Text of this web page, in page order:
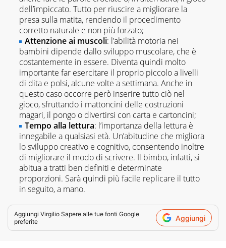
dell’impiccato. Tutto per riuscire a migliorare la
presa sulla matita, rendendo il procedimento
corretto naturale e non più forzato;
Attenzione ai muscoli: l’abilità motoria nei
bambini dipende dallo sviluppo muscolare, che è
costantemente in essere. Diventa quindi molto
importante far esercitare il proprio piccolo a livelli
di dita e polsi, alcune volte a settimana. Anche in
questo caso occorre però inserire tutto ciò nel
gioco, sfruttando i mattoncini delle costruzioni
magari, il pongo o divertirsi con carta e cartoncini;
Tempo alla lettura: l’importanza della lettura è
innegabile a qualsiasi età. Un’abitudine che migliora
lo sviluppo creativo e cognitivo, consentendo inoltre
di migliorare il modo di scrivere. Il bimbo, infatti, si
abitua a tratti ben definiti e determinate
proporzioni. Sarà quindi più facile replicare il tutto
in seguito, a mano.
Aggiungi Virgilio Sapere alle tue fonti Google
preferite
Aggiungi